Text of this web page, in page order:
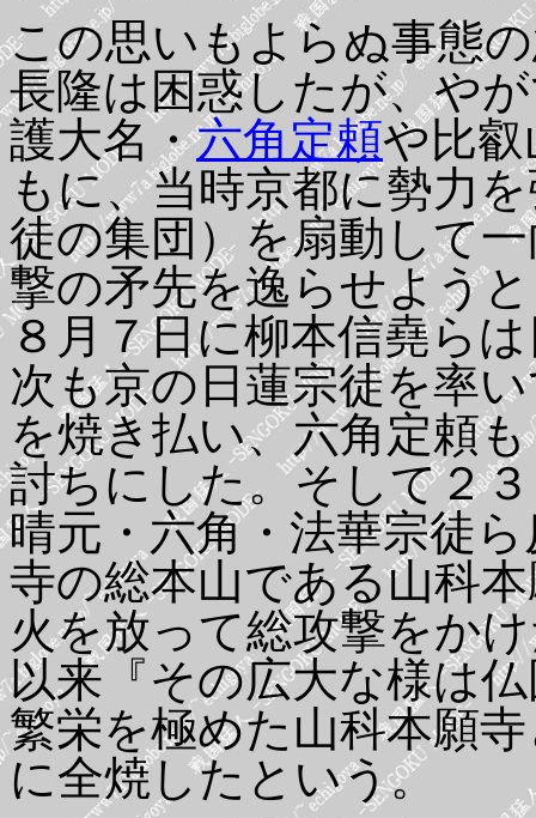
この思いもよらぬ事態
長隆は困惑したが、や
護大名・六角定頼や比
もに、当時京都に勢力
徒の集団）を扇動して
撃の矛先を逸らせよう
８月７日に柳本信堯ら
次も京の日蓮宗徒を率
を焼き払い、六角定頼
討ちにした。そして２
晴元・六角・法華宗徒
寺の総本山である山科
火を放って総攻撃をか
以来『その広大な様は
繁栄を極めた山科本願
に全焼したという。